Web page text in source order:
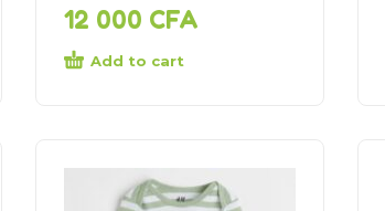
12 000 CFA
Add to cart